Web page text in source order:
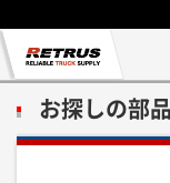
お探しの部